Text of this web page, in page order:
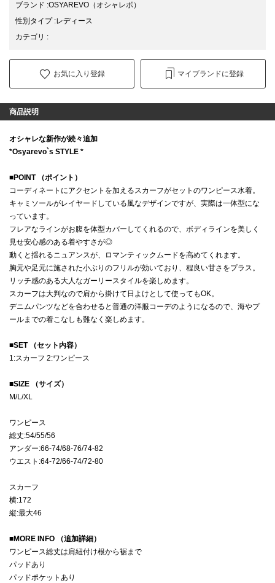
ブランド :OSYAREVO （オシャレボ）
性別タイプ:レディース
カテゴリ :
お気に入り登録 マイブランドに登録
商品説明
オシャレな新作が続々追加
*Osyarevo`s STYLE *
■POINT （ポイント）
コーディネートにアクセントを加えるスカーフがセットのワンピース水着。
キャミソールがレイヤードしている風なデザインですが、実際は一体型にな
っています。
フレアなラインがお腹を体型カバーしてくれるので、ボディラインを美しく
見せ安心感のある着やすさが◎
動くと揺れるニュアンスが、ロマンティックムードを高めてくれます。
胸元や足元に施された小ぶりのフリルが効いており、程良い甘さをプラス。
リッチ感のある大人なガーリースタイルを楽しめます。
スカーフは大判なので肩から掛けて日よけとして使ってもOK。
デニムパンツなどを合わせると普通の洋服コーデのようになるので、海やプ
ールまでの着こなしも難なく楽しめます。
■SET （セット内容）
1:スカーフ 2:ワンピース
■SIZE （サイズ）
M/L/XL
ワンピース
総丈:54/55/56
アンダー:66-74/68-76/74-82
ウエスト:64-72/66-74/72-80
スカーフ
横:172
縦:最大46
■MORE INFO （追加詳細）
ワンピース総丈は肩紐付け根から裾まで
パッドあり
パッドポケットあり